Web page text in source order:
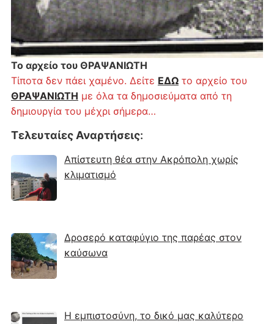
Το αρχείο του ΘΡΑΨΑΝΙΩΤΗ
Τίποτα δεν πάει χαμένο. Δείτε ΕΔΩτο αρχείο του
ΘΡΑΨΑΝΙΩΤΗ με όλα τα δημοσιεύματα από τη
δημιουργία του μέχρι σήμερα…
Τελευταίες Αναρτήσεις:
Απίστευτη θέα στην Ακρόπολη χωρίς
κλιματισμό
Δροσερό καταφύγιο της παρέας στον
καύσωνα
Η εμπιστοσύνη, το δικό μας καλύτερο